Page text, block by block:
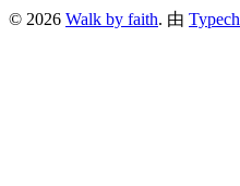
© 2026 Walk by faith. 由